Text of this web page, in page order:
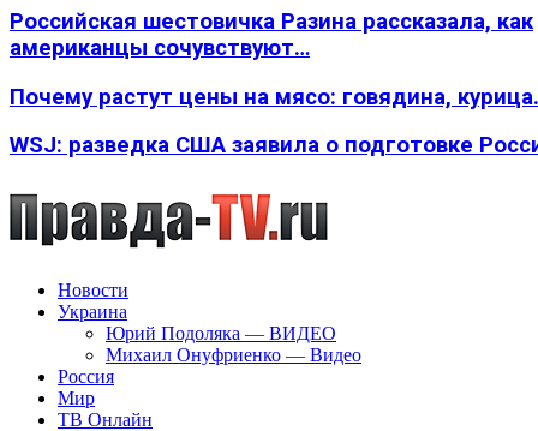
Российская шестовичка Разина рассказала, как
американцы сочувствуют…
Почему растут цены на мясо: говядина,
WSJ: разведка США заявила о подготовке
Новости
Украина
Юрий Подоляка — ВИДЕО
Михаил Онуфриенко — Видео
Россия
Мир
ТВ Онлайн